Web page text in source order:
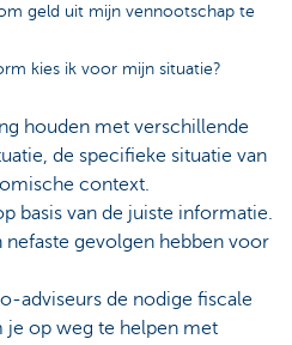
geld uit mijn vennootschap te
kies ik voor mijn situatie?
houden met verschillende
de specifieke situatie van
context.
basis van de juiste informatie.
nefaste gevolgen hebben voor
adviseurs de nodige fiscale
je op weg te helpen met